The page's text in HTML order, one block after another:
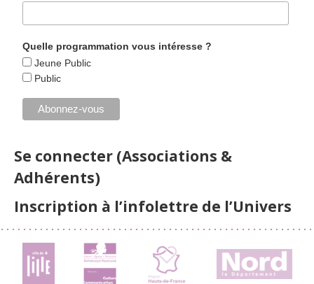
Quelle programmation vous intéresse ?
Jeune Public
Public
Se connecter (Associations &
Adhérents)
Inscription à l’infolettre de l’Univers